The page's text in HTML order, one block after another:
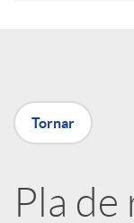
a
X
a
Tornar
Pla de